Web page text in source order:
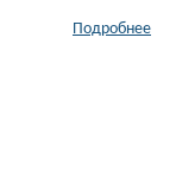
Подробнее